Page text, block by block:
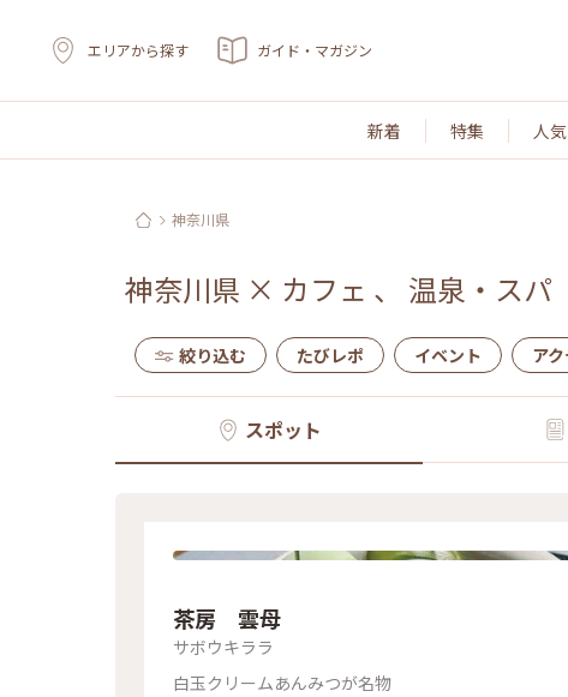
エリアから探す ガイド・マガジン
新着 特集 人気
神奈川県
神奈川県 × カフェ 、 温泉・スパ
絞り込む たびレポ イベント ア
スポット
茶房 雲母
サボウキララ
白玉クリームあんみつが名物